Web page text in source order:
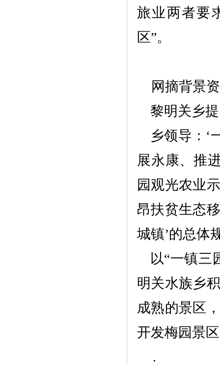
旅业两者要
区”。
网摘背景
黎明关乡
乡领导： ‘
展永康、推
园观光农业
昂扶贫生态
城镇’的总体
以“一镇三
明关水族乡
成熟的景区
开发梅园景区
.